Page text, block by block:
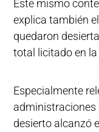
Este mismo
explica también
quedaron
total licitado en
Especialmente
administraciones
desierto alcanzó